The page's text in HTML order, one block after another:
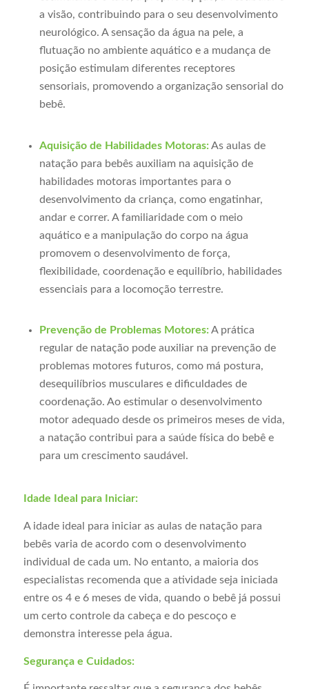
a visão, contribuindo para o seu desenvolvimento
neurológico. A sensação da água na pele, a
flutuação no ambiente aquático e a mudança de
posição estimulam diferentes receptores
sensoriais, promovendo a organização sensorial do
bebê.
Aquisição de Habilidades Motoras:As aulas de
natação para bebês auxiliam na aquisição de
habilidades motoras importantes para o
desenvolvimento da criança, como engatinhar,
andar e correr. A familiaridade com o meio
aquático e a manipulação do corpo na água
promovem o desenvolvimento de força,
flexibilidade, coordenação e equilíbrio, habilidades
essenciais para a locomoção terrestre.
Prevenção de Problemas Motores:A prática
regular de natação pode auxiliar na prevenção de
problemas motores futuros, como má postura,
desequilíbrios musculares e dificuldades de
coordenação. Ao estimular o desenvolvimento
motor adequado desde os primeiros meses de vida,
a natação contribui para a saúde física do bebê e
para um crescimento saudável.
Idade Ideal para Iniciar:
A idade ideal para iniciar as aulas de natação para
bebês varia de acordo com o desenvolvimento
individual de cada um. No entanto, a maioria dos
especialistas recomenda que a atividade seja iniciada
entre os 4 e 6 meses de vida, quando o bebê já possui
um certo controle da cabeça e do pescoço e
demonstra interesse pela água.
Segurança e Cuidados: